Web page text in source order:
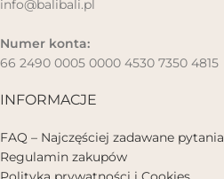
info@balibali.pl
Numer konta:
66 2490 0005 0000 4530 7350 4815
INFORMACJE
FAQ – Najczęściej zadawane pytania
Regulamin zakupów